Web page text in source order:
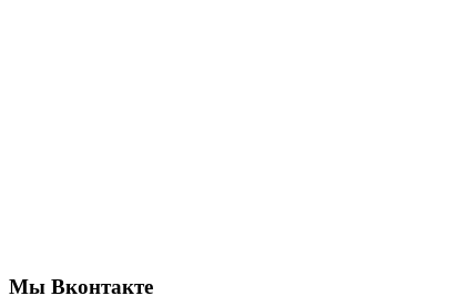
Мы Вконтакте